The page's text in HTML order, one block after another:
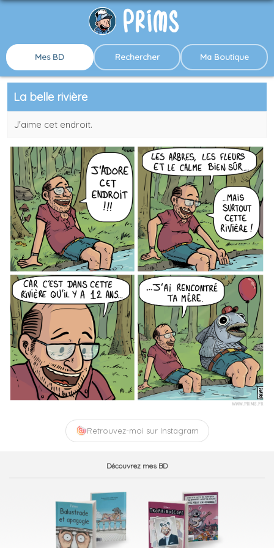
Mes BD Rechercher Ma Boutique
La belle rivière
J'aime cet endroit.
Retrouvez-moi sur Instagram
Découvrez mes BD